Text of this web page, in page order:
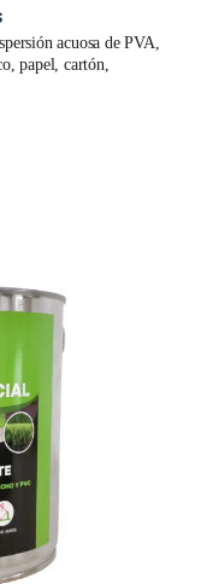
acuosa de PVA,
papel, cartón,